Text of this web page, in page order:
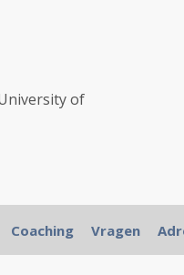
of
with
(CH) in patients
Coaching Vragen